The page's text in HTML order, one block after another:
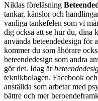
Niklas föreläsning
tankar, känslor och
vanliga tankefelen som vi
dig också att se hur du, dina
använda beteendedesign för
kommer du som åhörare
beteendedesign som andra
gör det. Idag är
teknikbolagen. Facebook
anställda som arbetar med
bättre och mer